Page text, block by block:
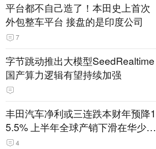
平台都不自己造了！本田史上首次
外包整车平台 接盘的是印度公司
7
字节跳动推出大模型SeedRealtime
国产算力逻辑有望持续加强
丰田汽车净利或三连跌本财年预降1
5.5% 上半年全球产销下滑在华少卖
14.3万辆
4